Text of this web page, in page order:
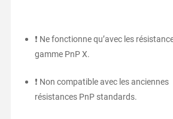
❗ Ne fonctionne qu’avec les
gamme PnP X.
❗ Non compatible avec les anciennes
résistances PnP standards.